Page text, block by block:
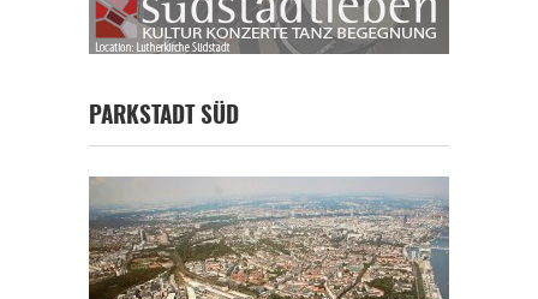
PARKSTADT SÜD